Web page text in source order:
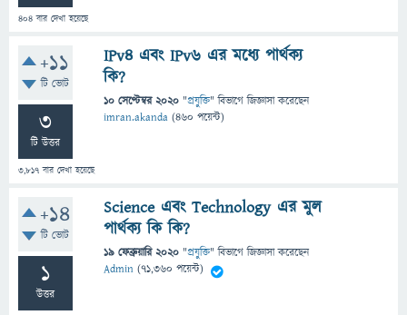
404 বার দেখা হয়েছে
+11
টি ভোট
3
টি উত্তর
3,817 বার দেখা হয়েছে
IPv4 এবং IPv6 এর মধ্যে পার্থক্য
কি?
10 সেপ্টেম্বর 2020 "প্রযুক্তি" বিভাগে জিজ্ঞাসাকরেছেন
imran.akanda (460 পয়েন্ট)
+14
টি ভোট
1
উত্তর
Science এবং Technology এর মুল
পার্থক্য কি কি?
19 ফেব্রুয়ারি 2020 "প্রযুক্তি" বিভাগে জিজ্ঞাসাকরেছেন
Admin (71,360 পয়েন্ট)